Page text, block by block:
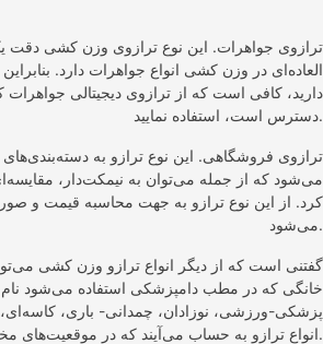
العاده‌ای در وزن کشی انواع جواهرات دارد.
دارید، کافی است که از ترازوی دیجیتالی
دسترس است، استفاده نمایید.
می‌شود که از جمله می‌توان به نیمکت‌دار،
کرد. از این نوع ترازو به جهت محاسبه قیمت و
می‌شود.
گفتنی است که از دیگر انواع ترازو وزن کشی
خانگی که در مطب دامپزشکی استفاده می‌شود نام
پزشکی-ورزشی، نوزادان، چمدانی- باری،
انواع ترازو به حساب می‌آیند که در موقعیت‌های مختلف قابل استفاده هستند.